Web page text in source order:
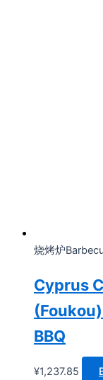
烧烤炉
Cyprus
BBQ
¥1,237.85